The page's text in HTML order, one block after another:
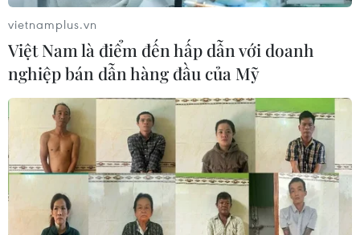
vietnamplus.vn
Việt Nam là điểm đến hấp dẫn với doanh
nghiệp bán dẫn hàng đầu của Mỹ